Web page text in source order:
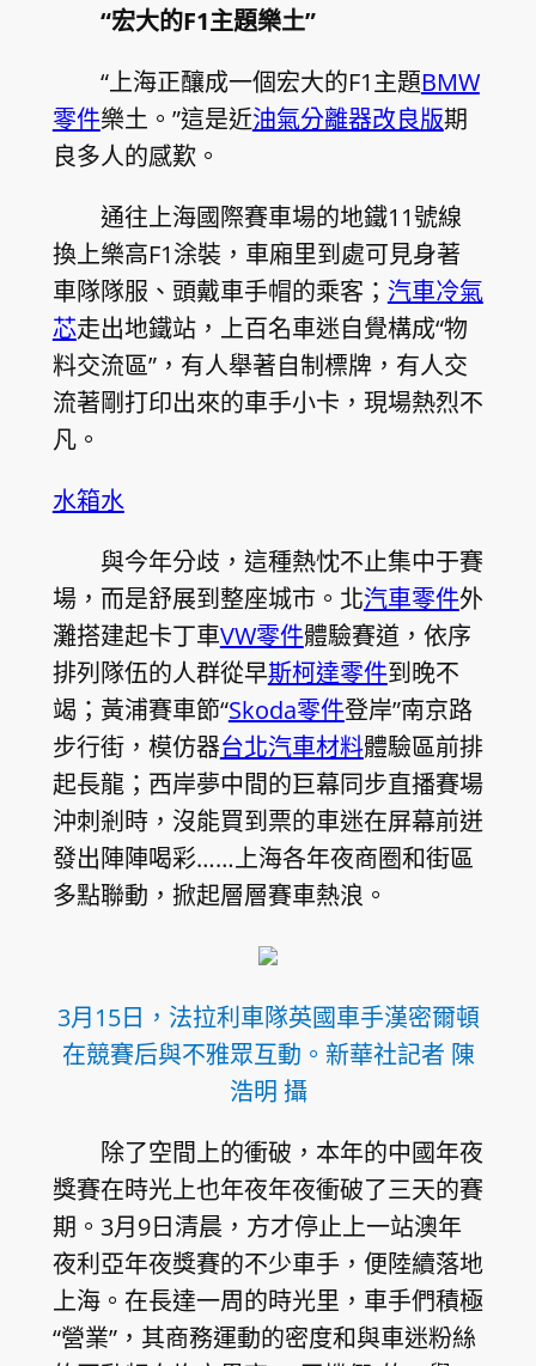
“宏大的F1主題樂土”
“上海正釀成一個宏大的F1主題BMW
零件樂土。”這是近油氣分離器改良版期
良多人的感歎。
通往上海國際賽車場的地鐵11號線
換上樂高F1涂裝，車廂里到處可見身著
車隊隊服、頭戴車手帽的乘客； 汽車冷氣
芯走出地鐵站，上百名車迷自覺構成“物
料交流區”，有人舉著自制標牌，有人交
流著剛打印出來的車手小卡，現場熱烈不
凡。
水箱水
與今年分歧，這種熱忱不止集中于賽
場，而是舒展到整座城市。北汽車零件外
灘搭建起卡丁車VW零件體驗賽道，依序
排列隊伍的人群從早斯柯達零件到晚不
竭；黃浦賽車節“Skoda零件登岸”南京路
步行街，模仿器台北汽車材料體驗區前排
起長龍；西岸夢中間的巨幕同步直播賽場
沖刺剎時，沒能買到票的車迷在屏幕前迸
發出陣陣喝彩……上海各年夜商圈和街區
多點聯動，掀起層層賽車熱浪。
3月15日，法拉利車隊英國車手漢密爾頓
在競賽后與不雅眾互動。新華社記者 陳
浩明 攝
除了空間上的衝破，本年的中國年夜
獎賽在時光上也年夜年夜衝破了三天的賽
期。3月9日清晨，方才停止上一站澳年
夜利亞年夜獎賽的不少車手，便陸續落地
上海。在長達一周的時光里，車手們積極
“營業”，其商務運動的密度和與車迷粉絲